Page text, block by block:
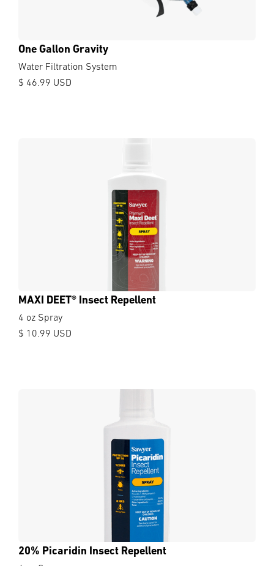
One Gallon Gravity
Water Filtration System
$ 46.99 USD
MAXI DEET® Insect Repellent
4 oz Spray
$ 10.99 USD
20% Picaridin Insect Repellent